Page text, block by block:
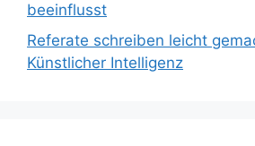
beeinflusst
Referate schreiben leicht
Künstlicher Intelligenz